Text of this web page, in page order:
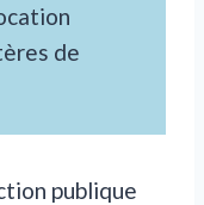
de
publique